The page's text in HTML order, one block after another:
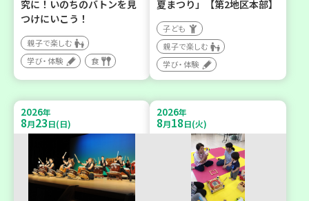
究に！いのちのバトンを見
つけにいこう！
親子で楽しむ
学び・体験
食
夏まつり」【第2地区本部】
子ども
親子で楽しむ
学び・体験
2026年
8月23日(日)
2026年
8月18日(火)